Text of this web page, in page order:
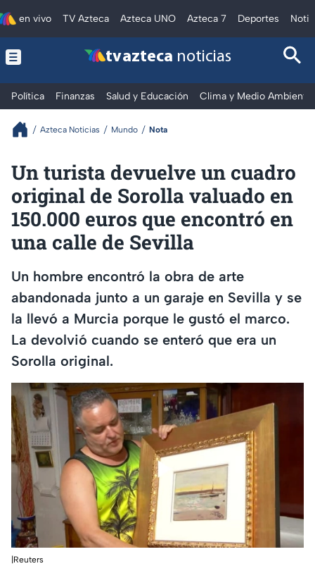
en vivo TV Azteca Azteca UNO Azteca 7 Deportes
tv azteca noticias
Política Finanzas Salud y Educación Clima y Medio Ambiente
Azteca Noticias Mundo Nota
Un turista devuelve un cuadro
original de Sorolla valuado en
150.000 euros que encontró en
una calle de Sevilla
Un hombre encontró la obra de arte
abandonada junto a un garaje en Sevilla y se
la llevó a Murcia porque le gustó el marco.
La devolvió cuando se enteró que era un
Sorolla original.
|Reuters